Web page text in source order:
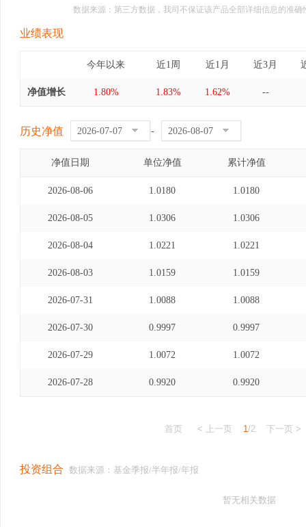
数据来源：第三方数据，我司不保证该产品全部详细信息的准
业绩表现
今年以来 近1周 近1月 近3月
净值增长 1.80% 1.83% 1.62% --
历史净值 -
净值日期 单位净值 累计净值
2026-08-06 1.0180 1.0180
2026-08-05 1.0306 1.0306
2026-08-04 1.0221 1.0221
2026-08-03 1.0159 1.0159
2026-07-31 1.0088 1.0088
2026-07-30 0.9997 0.9997
2026-07-29 1.0072 1.0072
2026-07-28 0.9920 0.9920
首页 < 上一页 1/2 下一页 >
投资组合 数据来源：基金季报/半年报/年报
暂无相关数据